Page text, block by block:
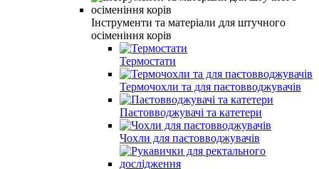
Інструменти та матеріали для штучного
осіменіння корів
Термостати
Термочохли та для паєтовводжувачів
Паєтовводжувачі та катетери
Чохли для паєтовводжувачів